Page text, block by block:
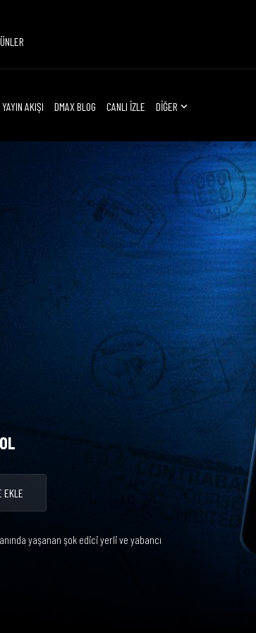
YAYIN AKIŞI DMAX BLOG CANLI İZLE DİĞER
EKLE
yaşanan şok edici yerli ve yabancı